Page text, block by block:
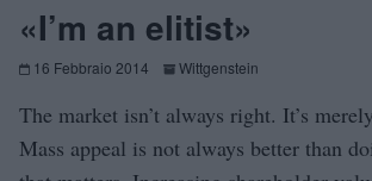
«I’m an elitist»
16 Febbraio 2014 Wittgenstein
The market isn’t always right. It’s
Mass appeal is not always better than